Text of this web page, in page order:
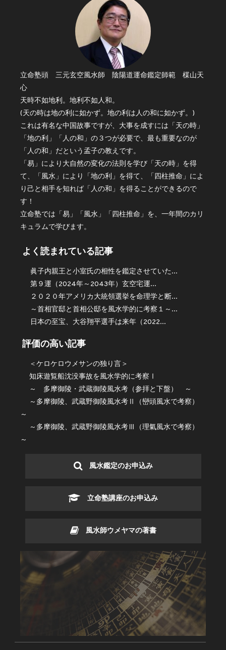
立命塾頭 三元玄空風水師 陰陽道運命鑑定師範 楳山天
心
天時不如地利。地利不如人和。
(天の時は地の利に如かず。地の利は人の和に如かず。)
これは有名な中国故事ですが、大事を成すには「天の時」
「地の利」「人の和」の３つが必要で、最も重要なのが
「人の和」だという孟子の教えです。
「易」により大自然の変化の法則を学び「天の時」を得
て、「風水」により「地の利」を得て、「四柱推命」によ
り己と相手を知れば「人の和」を得ることができるので
す！
立命塾では「易」「風水」「四柱推命」を、一年間のカリ
キュラムで学びます。
よく読まれている記事
眞子内親王と小室氏の相性を鑑定させていた...
第９運（2024年～2043年）玄空宅運...
２０２０年アメリカ大統領選挙を命理学と断...
～首相官邸と首相公邸を風水学的に考察１～...
日本の至宝、大谷翔平選手は来年（2022...
評価の高い記事
＜ケロケロウメサンの独り言＞
知床遊覧船沈没事故を風水学的に考察Ⅰ
～ 多摩御陵・武蔵御陵風水考（参拝と下盤） ～
～多摩御陵、武蔵野御陵風水考Ⅱ（巒頭風水で考察）
～
～多摩御陵、武蔵野御陵風水考Ⅲ（理氣風水で考察）
～
風水鑑定のお申込み
立命塾講座のお申込み
風水師ウメヤマの著書